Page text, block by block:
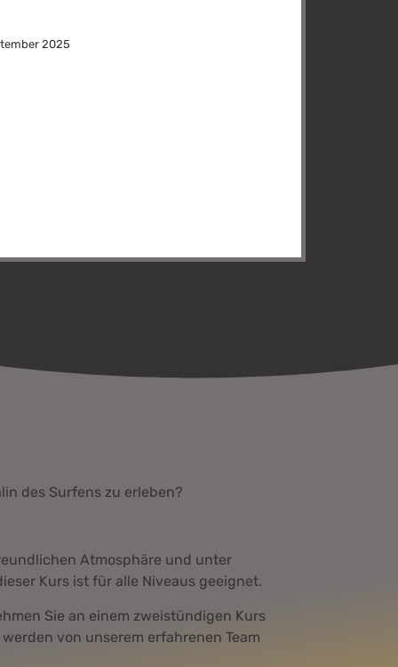
2025
des Surfens zu erleben?
Atmosphäre und unter
Kurs ist für alle Niveaus geeignet.
Sie an einem zweistündigen Kurs
von unserem erfahrenen Team